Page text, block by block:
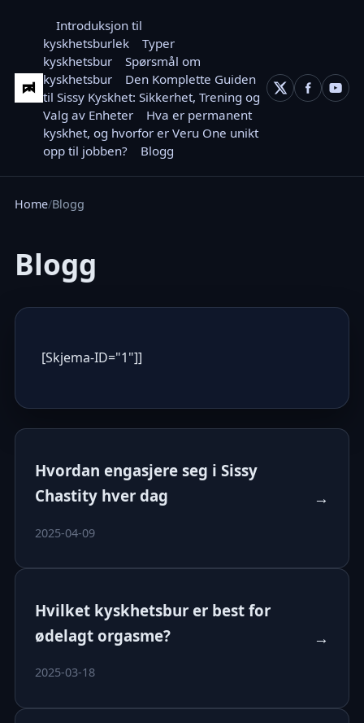
Introduksjon til
kyskhetsburlek
Typer
kyskhetsbur
Spørsmål om
kyskhetsbur
Den Komplette Guiden
til Sissy Kyskhet: Sikkerhet, Trening og
Valg av Enheter
Hva er permanent
kyskhet, og hvorfor er Veru One unikt
opp til jobben?
Blogg
Home Blogg
Blogg
[Skjema-ID="1"]]
Hvordan engasjere seg i Sissy
Chastity hver dag
2025-04-09
→
Hvilket kyskhetsbur er best for
ødelagt orgasme?
2025-03-18
→